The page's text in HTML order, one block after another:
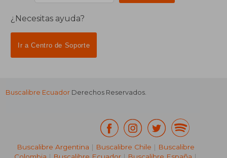
¿Necesitas ayuda?
Ir a Centro de Soporte
Buscalibre Ecuador Derechos Reservados.
Buscalibre Argentina | Buscalibre Chile | Buscalibre